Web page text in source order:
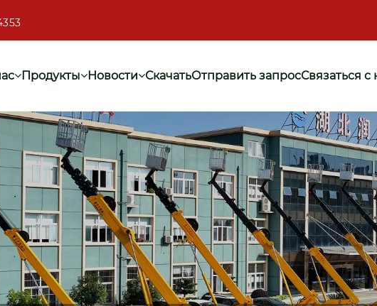
Продукты Новости СкачатьОтправить запросСвязаться с